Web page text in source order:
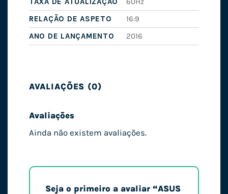
RELAÇÃO DE ASPETO
16:9
ANO DE LANÇAMENTO
2016
AVALIAÇÕES (0)
Avaliações
Ainda não existem avaliações.
Seja o primeiro a avaliar “ASUS